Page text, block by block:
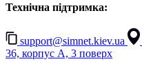
Технічна підтримка:
support@simnet.kiev.ua
36, корпус А, 3 поверх